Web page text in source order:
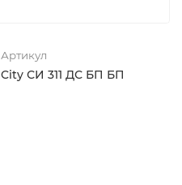
Артикул
City СИ 311 ДС БП БП